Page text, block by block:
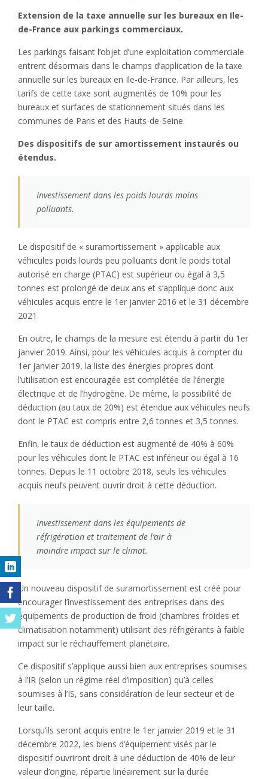
Extension de la taxe annuelle sur les bureaux en Ile-
de-France aux parkings commerciaux.
Les parkings faisant l’objet d’une exploitation commerciale
entrent désormais dans le champs d’application de la taxe
annuelle sur les bureaux en Ile-de-France. Par ailleurs, les
tarifs de cette taxe sont augmentés de 10% pour les
bureaux et surfaces de stationnement situés dans les
communes de Paris et des Hauts-de-Seine.
Des dispositifs de sur amortissement instaurés ou
étendus.
Investissement dans les poids lourds moins
polluants.
Le dispositif de « suramortissement » applicable aux
véhicules poids lourds peu polluants dont le poids total
autorisé en charge (PTAC) est supérieur ou égal à 3,5
tonnes est prolongé de deux ans et s’applique donc aux
véhicules acquis entre le 1er janvier 2016 et le 31 décembre
2021.
En outre, le champs de la mesure est étendu à partir du 1er
janvier 2019. Ainsi, pour les véhicules acquis à compter du
1er janvier 2019, la liste des énergies propres dont
l’utilisation est encouragée est complétée de l’énergie
électrique et de l’hydrogène. De même, la possibilité de
déduction (au taux de 20%) est étendue aux véhicules neufs
dont le PTAC est compris entre 2,6 tonnes et 3,5 tonnes.
Enfin, le taux de déduction est augmenté de 40% à 60%
pour les véhicules dont le PTAC est inférieur ou égal à 16
tonnes. Depuis le 11 octobre 2018, seuls les véhicules
acquis neufs peuvent ouvrir droit à cette déduction.
Investissement dans les équipements de
réfrigération et traitement de l’air à
moindre impact sur le climat.
Un nouveau dispositif de suramortissement est créé pour
encourager l’investissement des entreprises dans des
équipements de production de froid (chambres froides et
climatisation notamment) utilisant des réfrigérants à faible
impact sur le réchauffement planétaire.
Ce dispositif s’applique aussi bien aux entreprises soumises
à l’IR (selon un régime réel d’imposition) qu’à celles
soumises à l’IS, sans considération de leur secteur et de
leur taille.
Lorsqu’ils seront acquis entre le 1er janvier 2019 et le 31
décembre 2022, les biens d’équipement visés par le
dispositif ouvriront droit à une déduction de 40% de leur
valeur d’origine, répartie linéairement sur la durée